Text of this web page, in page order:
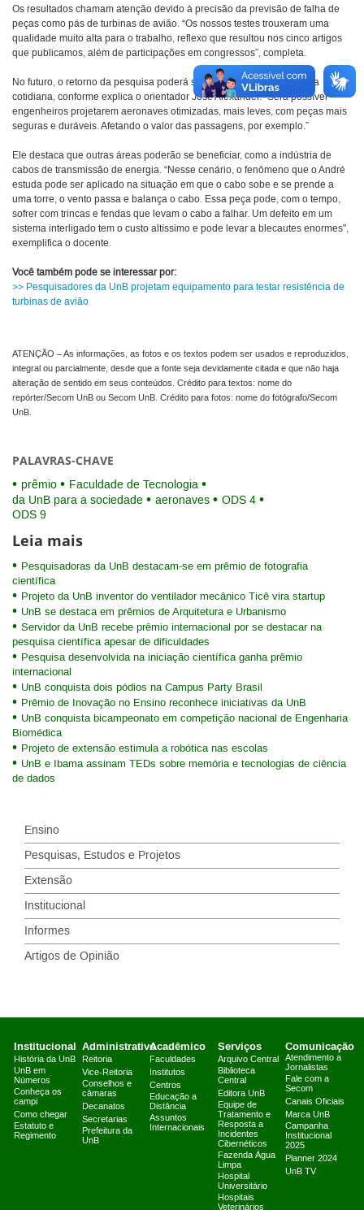
Os resultados chamam atenção devido à precisão da previsão de falha de
peças como pás de turbinas de avião. “Os nossos testes trouxeram uma
qualidade muito alta para o trabalho, reflexo que resultou nos cinco artigos
que publicamos, além de participações em congressos”, completa.
No futuro, o retorno da pesquisa poderá ser visto em detalhes da vida
cotidiana, conforme explica o orientador José Alexander. “Será possível
engenheiros projetarem aeronaves otimizadas, mais leves, com peças mais
seguras e duráveis. Afetando o valor das passagens, por exemplo.”
Ele destaca que outras áreas poderão se beneficiar, como a indústria de
cabos de transmissão de energia. “Nesse cenário, o fenômeno que o André
estuda pode ser aplicado na situação em que o cabo sobe e se prende a
uma torre, o vento passa e balança o cabo. Essa peça pode, com o tempo,
sofrer com trincas e fendas que levam o cabo a falhar. Um defeito em um
sistema interligado tem o custo altíssimo e pode levar a blecautes enormes",
exemplifica o docente.
Você também pode se interessar por:
>> Pesquisadores da UnB projetam equipamento para testar resistência de
turbinas de avião
ATENÇÃO – As informações, as fotos e os textos podem ser usados e reproduzidos,
integral ou parcialmente, desde que a fonte seja devidamente citada e que não haja
alteração de sentido em seus conteúdos. Crédito para textos: nome do
repórter/Secom UnB ou Secom UnB. Crédito para fotos: nome do fotógrafo/Secom
UnB.
PALAVRAS-CHAVE
prêmio
Faculdade de Tecnologia
da UnB para a sociedade
aeronaves
ODS 4
ODS 9
Leia mais
Pesquisadoras da UnB destacam-se em prêmio de fotografia
científica
Projeto da UnB inventor do ventilador mecânico Ticê vira startup
UnB se destaca em prêmios de Arquitetura e Urbanismo
Servidor da UnB recebe prêmio internacional por se destacar na
pesquisa científica apesar de dificuldades
Pesquisa desenvolvida na iniciação científica ganha prêmio
internacional
UnB conquista dois pódios na Campus Party Brasil
Prêmio de Inovação no Ensino reconhece iniciativas da UnB
UnB conquista bicampeonato em competição nacional de Engenharia
Biomédica
Projeto de extensão estimula a robótica nas escolas
UnB e Ibama assinam TEDs sobre memória e tecnologias de ciência
de dados
Ensino
Pesquisas, Estudos e Projetos
Extensão
Institucional
Informes
Artigos de Opinião
Institucional
História da UnB
UnB em
Números
Conheça os
campi
Como chegar
Estatuto e
Regimento
Administrativo
Reitoria
Vice-Reitoria
Conselhos e
câmaras
Decanatos
Secretarias
Prefeitura da
UnB
Acadêmico
Faculdades
Institutos
Centros
Educação a
Distância
Assuntos
Internacionais
Serviços
Arquivo Central
Biblioteca
Central
Editora UnB
Equipe de
Tratamento e
Resposta a
Incidentes
Cibernéticos
Fazenda Água
Limpa
Hospital
Universitário
Hospitais
Veterinários
Comunicação
Atendimento a
Jornalistas
Fale com a
Secom
Canais Oficiais
Marca UnB
Campanha
Institucional
2025
Planner 2024
UnB TV